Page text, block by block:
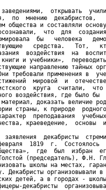
открывать
по  мнению  декабристов,
общества и составляли
что  для
бы   человека
средства.   Тот,
воздействия  на
книги и учебники»,
направлению тайных
требовали применения в
мировой  и
круга  считали,
воздействия, где было бы
материал, доказать величие
страны, к природе
преподавания
краеведение,  основы
заявления  декабристы
1819  г.  Состоялось
где  был  избран
(председатель), Ф.Н.
школы на местах,
Декабристы организовывали
детей, а в городах -
декабристы